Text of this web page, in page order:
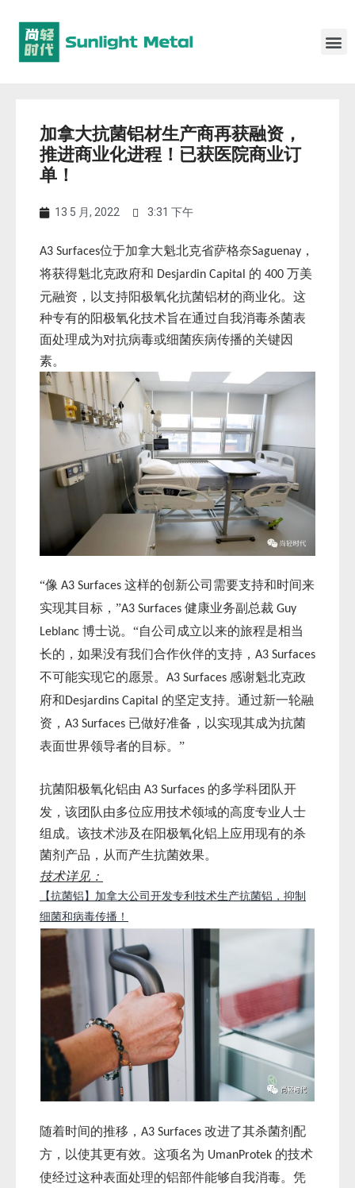
加拿大抗菌铝材生产商再获融资，
推进商业化进程！已获医院商业订
单！
13 5 月, 2022 3:31 下午
A3 Surfaces位于加拿大魁北克省萨格奈Saguenay ，
将获得魁北克政府和 Desjardin Capital 的 400 万美
元融资，以支持阳极氧化抗菌铝材的商业化。这
种专有的阳极氧化技术旨在通过自我消毒杀菌表
面处理成为对抗病毒或细菌疾病传播的关键因
素。
“像 A3 Surfaces 这样的创新公司需要支持和时间来
实现其目标，”A3 Surfaces 健康业务副总裁 Guy
Leblanc 博士说。“自公司成立以来的旅程是相当
长的，如果没有我们合作伙伴的支持， A3 Surfaces
不可能实现它的愿景。 A3 Surfaces 感谢魁北克政
府和Desjardins Capital 的坚定支持。通过新一轮融
资， A3 Surfaces 已做好准备，以实现其成为抗菌
表面世界领导者的目标。”
抗菌阳极氧化铝由 A3 Surfaces 的多学科团队开
发，该团队由多位应用技术领域的高度专业人士
组成。该技术涉及在阳极氧化铝上应用现有的杀
菌剂产品，从而产生抗菌效果。
技术详见：
【抗菌铝】加拿大公司开发专利技术生产抗菌铝，抑制
细菌和病毒传播！
随着时间的推移， A3 Surfaces 改进了其杀菌剂配
方，以使其更有效。这项名为 UmanProtek 的技术
使经过这种表面处理的铝部件能够自我消毒。凭